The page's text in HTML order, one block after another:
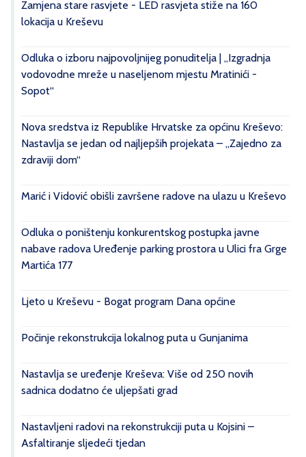
Zamjena stare rasvjete - LED rasvjeta stiže na 160
lokacija u Kreševu
Odluka o izboru najpovoljnijeg ponuditelja | „Izgradnja
vodovodne mreže u naseljenom mjestu Mratinići -
Sopot“
Nova sredstva iz Republike Hrvatske za općinu Kreševo:
Nastavlja se jedan od najljepših projekata – „Zajedno za
zdraviji dom“
Marić i Vidović obišli završene radove na ulazu u Kreševo
Odluka o poništenju konkurentskog postupka javne
nabave radova Uređenje parking prostora u Ulici fra Grge
Martića 177
Ljeto u Kreševu - Bogat program Dana općine
Počinje rekonstrukcija lokalnog puta u Gunjanima
Nastavlja se uređenje Kreševa: Više od 250 novih
sadnica dodatno će uljepšati grad
Nastavljeni radovi na rekonstrukciji puta u Kojsini –
Asfaltiranje sljedeći tjedan